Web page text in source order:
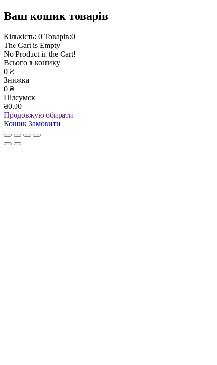
Ваш кошик товарів
Кількість: 0 Товарів:0
The Cart is Empty
No Product in the Cart!
Всього в кошику
0 ₴
Знижка
0 ₴
Підсумок
₴0.00
Продовжую обирати
Кошик Замовити